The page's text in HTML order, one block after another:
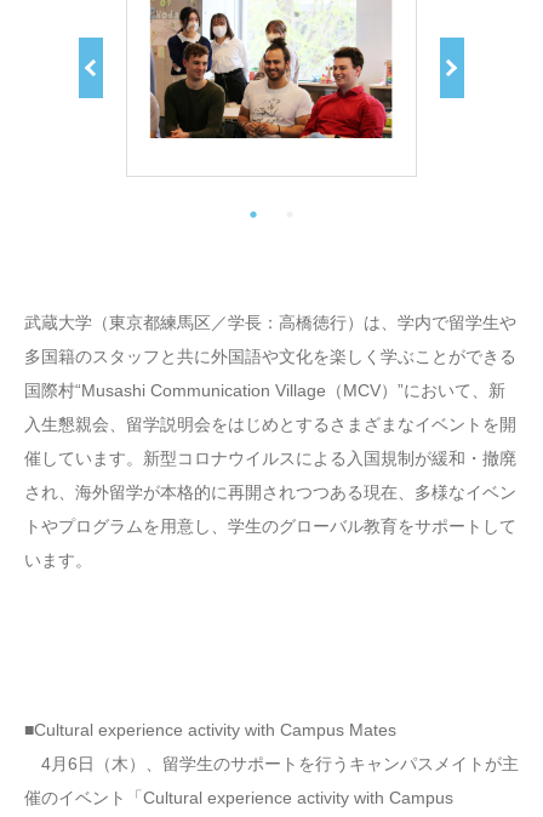
武蔵大学（東京都練馬区／学長：高橋徳行）は、学内で留学生や
多国籍のスタッフと共に外国語や文化を楽しく学ぶことができる
国際村“Musashi Communication Village（MCV）”において、新
入生懇親会、留学説明会をはじめとするさまざまなイベントを開
催しています。新型コロナウイルスによる入国規制が緩和・撤廃
され、海外留学が本格的に再開されつつある現在、多様なイベン
トやプログラムを用意し、学生のグローバル教育をサポートして
います。
■Cultural experience activity with Campus Mates
4月6日（木）、留学生のサポートを行うキャンパスメイトが主
催のイベント「Cultural experience activity with Campus